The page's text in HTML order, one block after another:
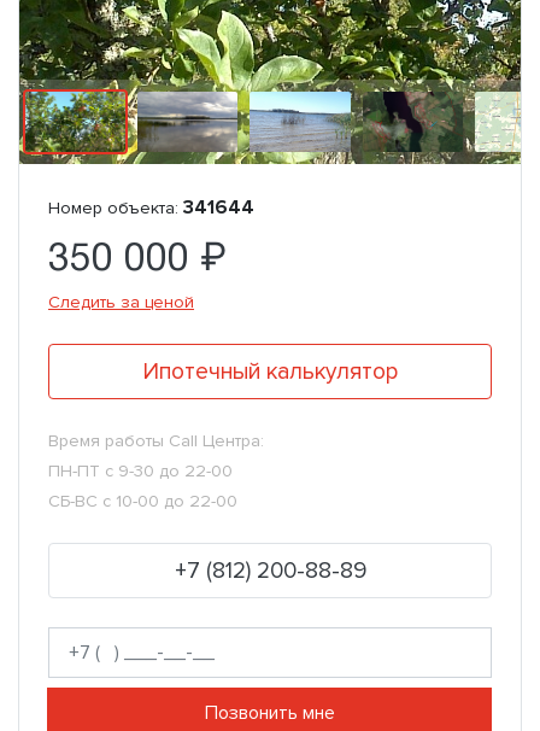
Номер объекта: 341644
350 000 ₽
Следить за ценой
Ипотечный калькулятор
Время работы Call Центра:
ПН-ПТ с 9-30 до 22-00
СБ-ВС с 10-00 до 22-00
+7 (812) 200-88-89
Позвонить мне